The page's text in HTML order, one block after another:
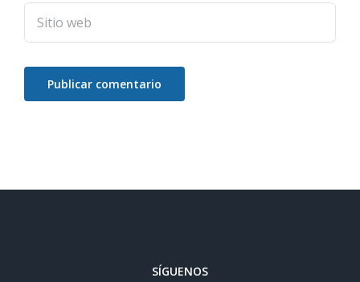
SÍGUENOS